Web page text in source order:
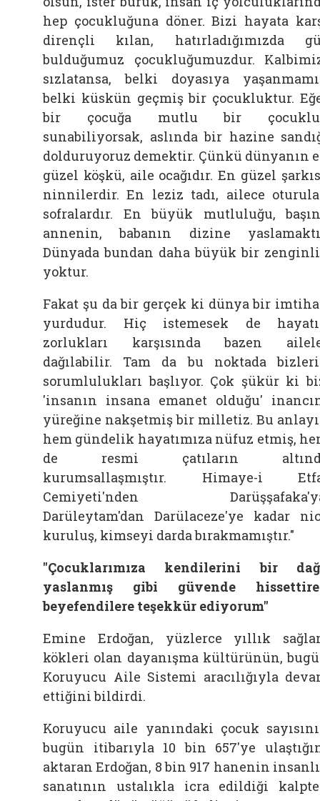
hep çocukluğuna döner. Bizi hayata
dirençli kılan, hatırladığımızda
bulduğumuz çocukluğumuzdur.
sızlatansa, belki doyasıya
belki küskün geçmiş bir çocukluktur.
bir çocuğa mutlu bir
sunabiliyorsak, aslında bir hazine
dolduruyoruz demektir. Çünkü dünyanın
güzel köşkü, aile ocağıdır. En güzel
ninnilerdir. En leziz tadı, ailece
sofralardır. En büyük mutluluğu,
annenin, babanın dizine
Dünyada bundan daha büyük bir
yoktur.
Fakat şu da bir gerçek ki dünya bir
yurdudur. Hiç istemesek de
zorlukları karşısında bazen
dağılabilir. Tam da bu noktada
sorumlulukları başlıyor. Çok şükür ki
'insanın insana emanet olduğu'
yüreğine nakşetmiş bir milletiz. Bu
hem gündelik hayatımıza nüfuz etmiş,
de resmi çatıların
kurumsallaşmıştır. Himaye-i
Cemiyeti'nden
Darüleytam'dan Darülaceze'ye kadar
kuruluş, kimseyi darda bırakmamıştır."
"Çocuklarımıza kendilerini bir
yaslanmış gibi güvende
beyefendilere teşekkür ediyorum"
Emine Erdoğan, yüzlerce yıllık
kökleri olan dayanışma kültürünün,
Koruyucu Aile Sistemi aracılığıyla
ettiğini bildirdi.
Koruyucu aile yanındaki çocuk
bugün itibarıyla 10 bin 657'ye
aktaran Erdoğan, 8 bin 917 hanenin
sanatının ustalıkla icra edildiği